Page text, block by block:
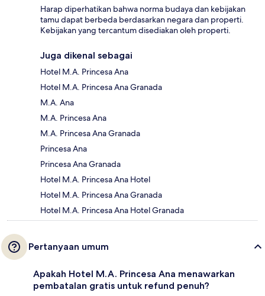
Harap diperhatikan bahwa norma budaya dan kebijakan
tamu dapat berbeda berdasarkan negara dan properti.
Kebijakan yang tercantum disediakan oleh properti.
Juga dikenal sebagai
Hotel M.A. Princesa Ana
Hotel M.A. Princesa Ana Granada
M.A. Ana
M.A. Princesa Ana
M.A. Princesa Ana Granada
Princesa Ana
Princesa Ana Granada
Hotel M.A. Princesa Ana Hotel
Hotel M.A. Princesa Ana Granada
Hotel M.A. Princesa Ana Hotel Granada
Pertanyaan umum
Apakah Hotel M.A. Princesa Ana menawarkan
pembatalan gratis untuk refund penuh?